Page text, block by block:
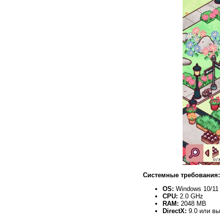
Системные требования:
OS: Windows 10/11
CPU: 2.0 GHz
RAM: 2048 MB
DirectX: 9.0 или